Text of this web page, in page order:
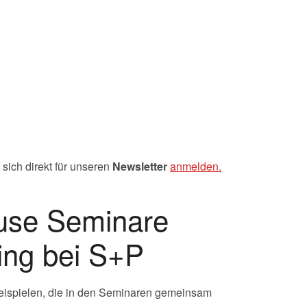
direkt für unseren Newsletteranmelden.
Seminare
bei S+P
die in den Seminaren gemeinsam